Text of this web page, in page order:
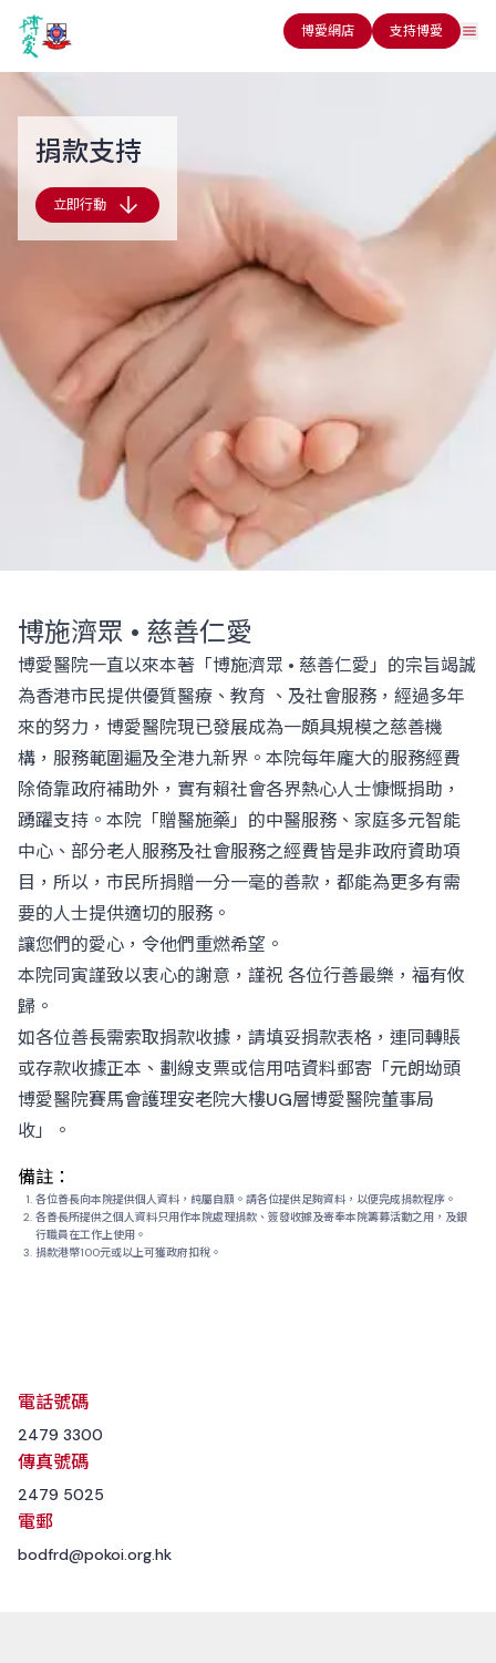
博愛網店 支持博愛
捐款支持
立即行動
博施濟眾 • 慈善仁愛
博愛醫院一直以來本著「博施濟眾 • 慈善仁愛」的宗旨竭誠
為香港市民提供優質醫療、教育 、及社會服務，經過多年
來的努力，博愛醫院現已發展成為一頗具規模之慈善機
構，服務範圍遍及全港九新界。本院每年龐大的服務經費
除倚靠政府補助外，實有賴社會各界熱心人士慷慨捐助，
踴躍支持。本院「贈醫施藥」的中醫服務、家庭多元智能
中心、部分老人服務及社會服務之經費皆是非政府資助項
目，所以，市民所捐贈一分一毫的善款，都能為更多有需
要的人士提供適切的服務。
讓您們的愛心，令他們重燃希望。
本院同寅謹致以衷心的謝意，謹祝 各位行善最樂，福有攸
歸。
如各位善長需索取捐款收據，請填妥捐款表格，連同轉賬
或存款收據正本、劃線支票或信用咭資料郵寄「元朗坳頭
博愛醫院賽馬會護理安老院大樓UG層博愛醫院董事局
收」。
備註：
各位善長向本院提供個人資料，純屬自願。請各位提供足夠資料，以便完成捐款程序。
各善長所提供之個人資料只用作本院處理捐款、簽發收據及寄奉本院籌募活動之用，及銀
行職員在工作上使用。
捐款港幣100元或以上可獲政府扣稅。
電話號碼
2479 3300
傳真號碼
2479 5025
電郵
bodfrd@pokoi.org.hk